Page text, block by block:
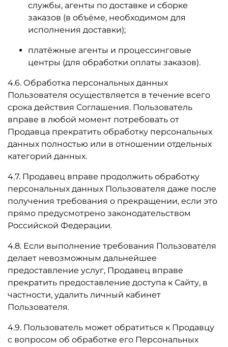
службы, агенты по доставке и сборке
заказов (в объёме, необходимом для
исполнения доставки);
платёжные агенты и процессинговые
центры (для обработки оплаты заказов).
4.6. Обработка персональных данных
Пользователя осуществляется в течение всего
срока действия Соглашения. Пользователь
вправе в любой момент потребовать от
Продавца прекратить обработку персональных
данных полностью или в отношении отдельных
категорий данных.
4.7. Продавец вправе продолжить обработку
персональных данных Пользователя даже после
получения требования о прекращении, если это
прямо предусмотрено законодательством
Российской Федерации.
4.8. Если выполнение требования Пользователя
делает невозможным дальнейшее
предоставление услуг, Продавец вправе
прекратить предоставление доступа к Сайту, в
частности, удалить личный кабинет
Пользователя.
4.9. Пользователь может обратиться к Продавцу
с вопросом об обработке его Персональных